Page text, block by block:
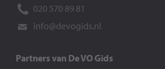
020 570 89 81
info@devogids.nl
Partners van De VO Gids